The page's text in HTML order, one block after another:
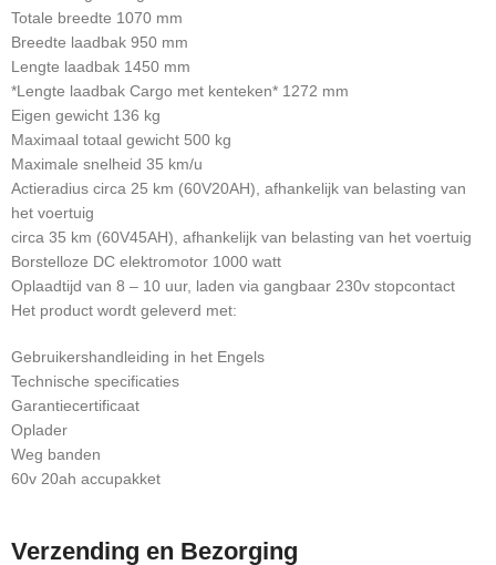
Totale breedte 1070 mm
Breedte laadbak 950 mm
Lengte laadbak 1450 mm
*Lengte laadbak Cargo met kenteken* 1272 mm
Eigen gewicht 136 kg
Maximaal totaal gewicht 500 kg
Maximale snelheid 35 km/u
Actieradius circa 25 km (60V20AH), afhankelijk van belasting van
het voertuig
circa 35 km (60V45AH), afhankelijk van belasting van het voertuig
Borstelloze DC elektromotor 1000 watt
Oplaadtijd van 8 – 10 uur, laden via gangbaar 230v stopcontact
Het product wordt geleverd met:
Gebruikershandleiding in het Engels
Technische specificaties
Garantiecertificaat
Oplader
Weg banden
60v 20ah accupakket
Verzending en Bezorging